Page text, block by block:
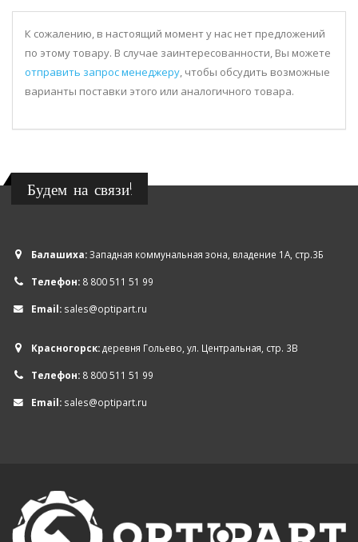
К сожалению, в настоящий момент у нас нет предложений
по этому товару. В случае заинтересованности, Вы можете
отправить запрос менеджеру, чтобы обсудить возможные
варианты поставки этого или аналогичного товара.
Будем на связи!
Балашиха:Западная коммунальная зона, владение 1А, стр.3Б
Телефон: 8 800 511 51 99
Email: sales@optipart.ru
Красногорск:деревня Гольево, ул. Центральная, стр. 3В
Телефон: 8 800 511 51 99
Email: sales@optipart.ru